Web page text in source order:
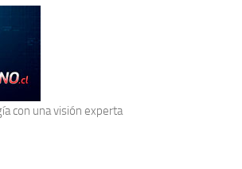
con una visión experta